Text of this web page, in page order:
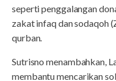
seperti penggalangan
zakat infaq dan sodaqoh
qurban.
Sutrisno menambahkan,
membantu mencarikan